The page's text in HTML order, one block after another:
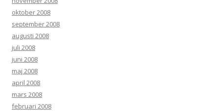
oktober 2008
september 2008
augusti 2008
juli 2008
juni 2008
maj 2008
april 2008
mars 2008
februari 2008